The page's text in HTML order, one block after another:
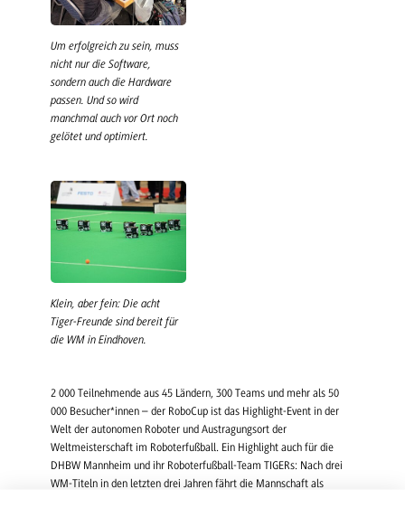
Um erfolgreich zu sein, muss
nicht nur die Software,
sondern auch die Hardware
passen. Und so wird
manchmal auch vor Ort noch
gelötet und optimiert.
Klein, aber fein: Die acht
Tiger-Freunde sind bereit für
die WM in Eindhoven.
2 000 Teilnehmende aus 45 Ländern, 300 Teams und mehr als 50
000 Besucher*innen – der RoboCup ist das Highlight-Event in der
Welt der autonomen Roboter und Austragungsort der
Weltmeisterschaft im Roboterfußball. Ein Highlight auch für die
DHBW Mannheim und ihr Roboterfußball-Team TIGERs: Nach drei
WM-Titeln in den letzten drei Jahren fährt die Mannschaft als